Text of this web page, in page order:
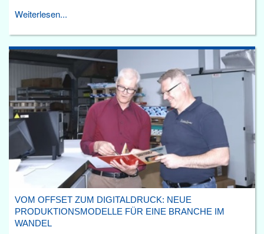
Weiterlesen...
VOM OFFSET ZUM DIGITALDRUCK: NEUE
PRODUKTIONSMODELLE FÜR EINE BRANCHE IM
WANDEL